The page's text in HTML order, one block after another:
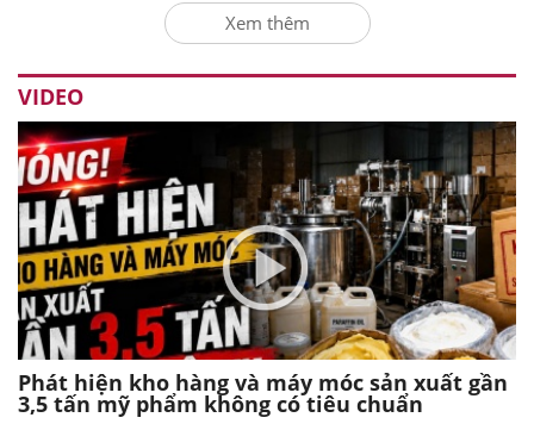
Xem thêm
VIDEO
Phát hiện kho hàng và máy móc sản xuất gần
3,5 tấn mỹ phẩm không có tiêu chuẩn